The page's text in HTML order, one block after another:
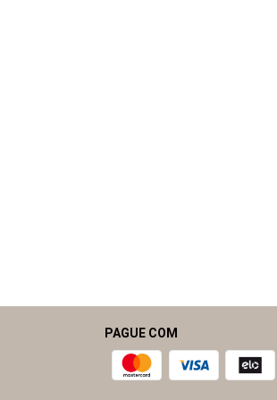
PAGUE COM